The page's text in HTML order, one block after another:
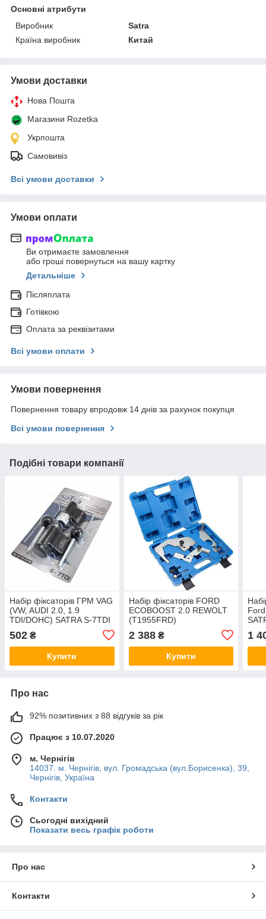
Основні атрибути
Виробник
Satra
Країна виробник
Китай
Умови доставки
Нова Пошта
Магазини Rozetka
Укрпошта
Самовивіз
Всі умови доставки
Умови оплати
Ви отримаєте замовлення
або гроші повернуться на вашу картку
Детальніше
Післяплата
Готівкою
Оплата за реквізитами
Всі умови оплати
Умови повернення
Повернення товару впродовж 14 днів за рахунок покупця
Всі умови повернення
Подібні товари компанії
Набір фіксаторів ГРМ VAG
(VW, AUDI 2.0, 1.9
TDI/DOHC) SATRA S-7TDI
502 ₴
Купити
Набір фіксаторів FORD
ECOBOOST 2.0 REWOLT
(T1955FRD)
2 388₴
Купити
1
Про нас
92% позитивних з 88 відгуків за рік
Працює з 10.07.2020
м. Чернігів
14037. м. Чернігів, вул. Громадська (вул.Борисенка), 39,
Чернігів, Україна
Контакти
Сьогодні вихідний
Показати весь графік роботи
Про нас
Контакти